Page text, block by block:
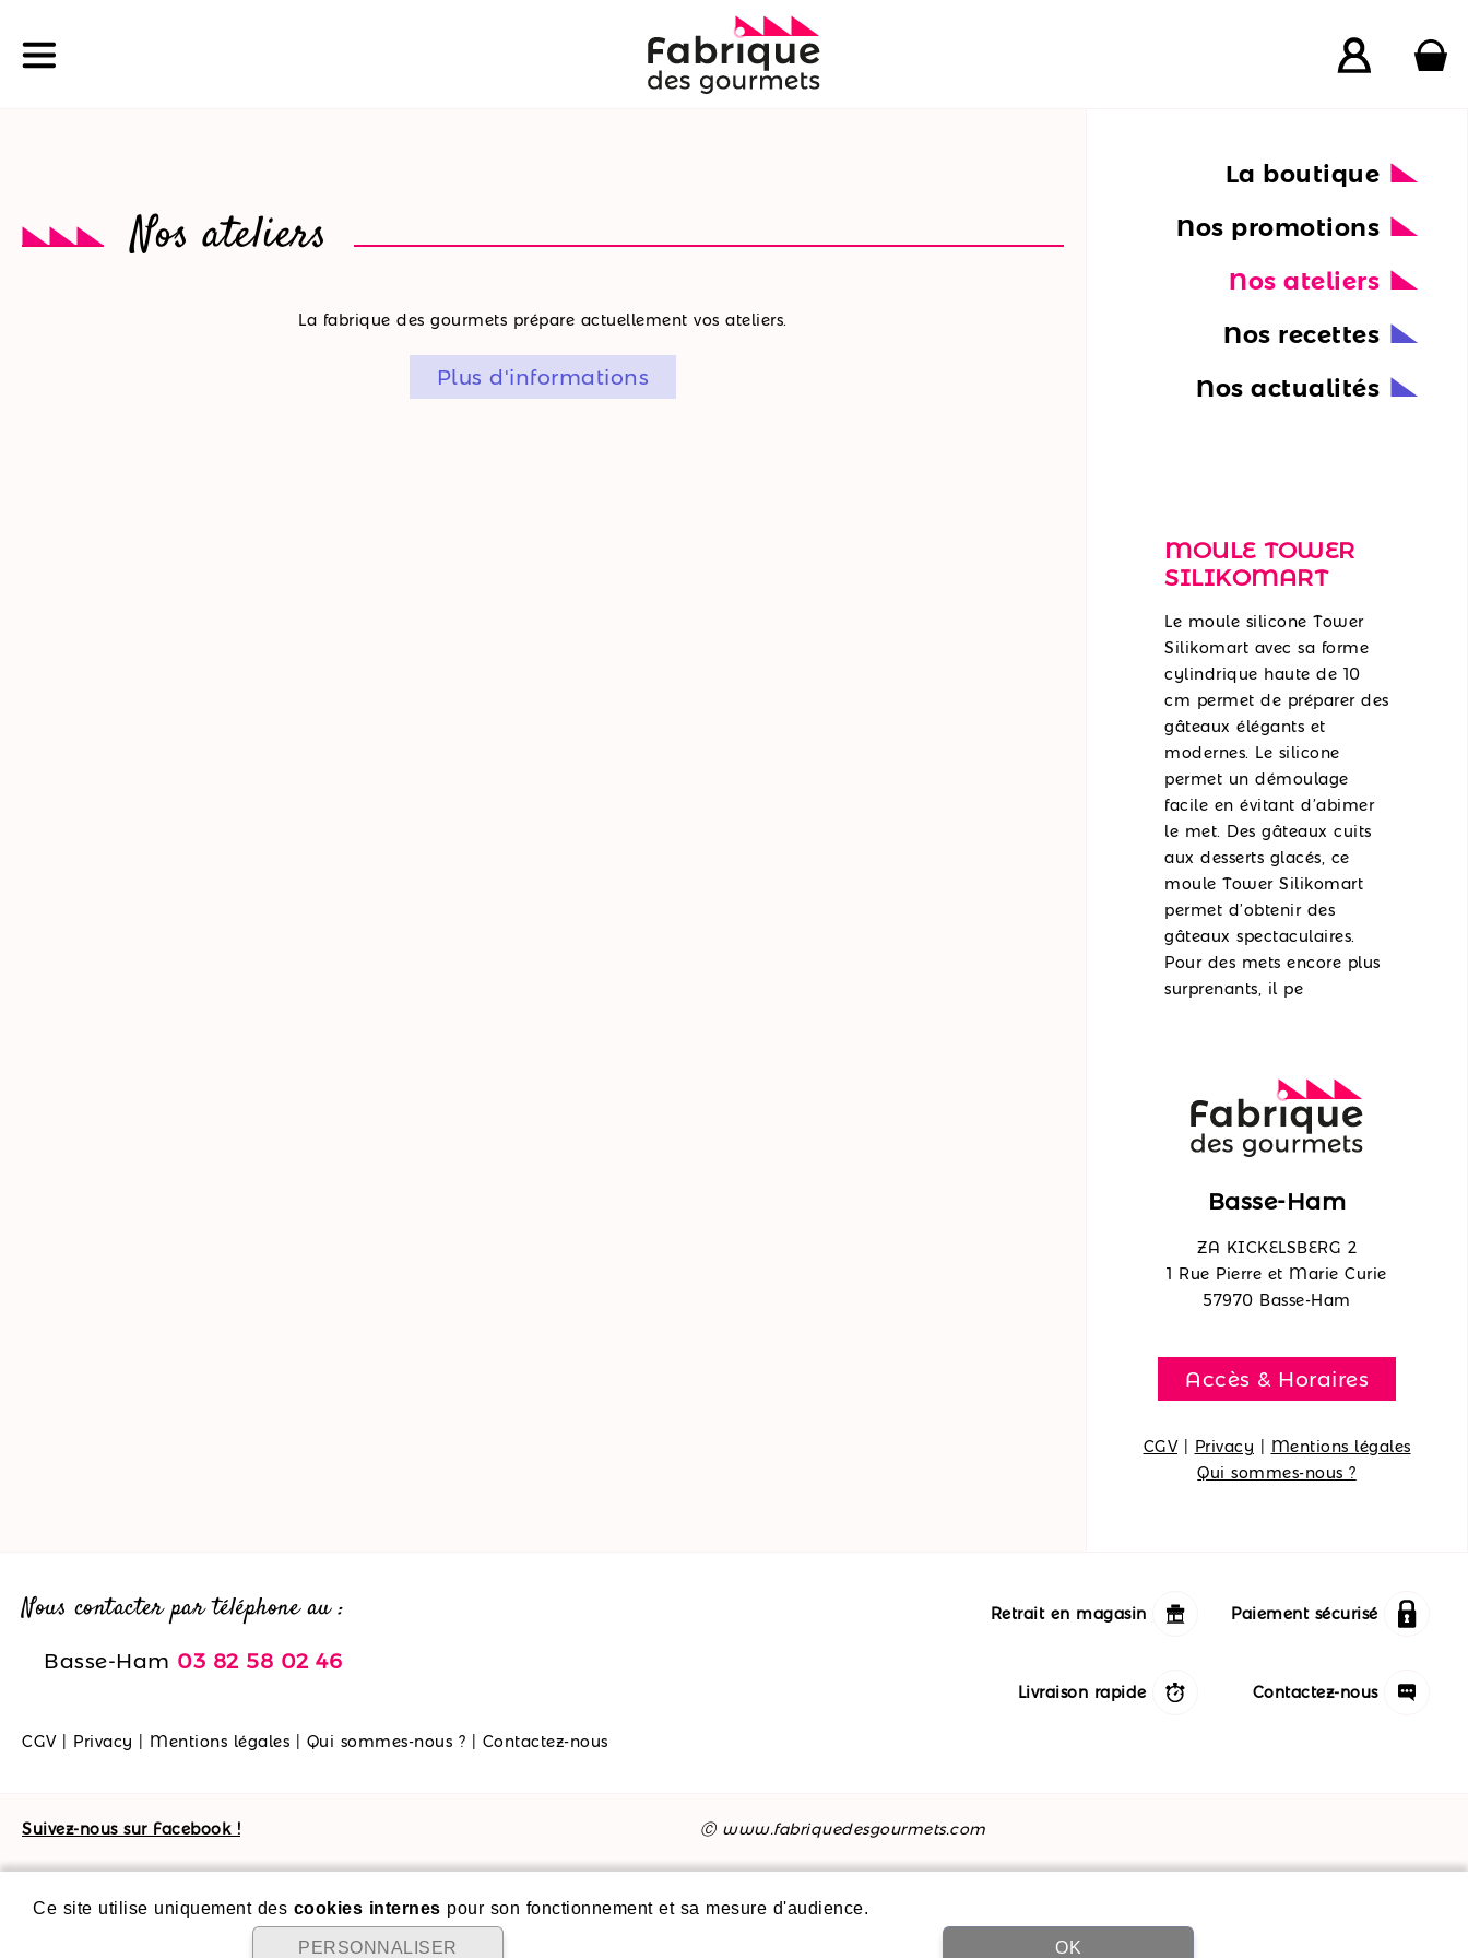
La
boutique
La boutique
Nos promotions
Nos ateliers
Nos recettes
Nos actualités
MOULE TOWER
SILIKOMART
Le moule silicone Tower
Silikomart avec sa forme
cylindrique haute de 10
cm permet de préparer des
gâteaux élégants et
modernes. Le silicone
permet un démoulage
facile en évitant d’abimer
le met. Des gâteaux cuits
aux desserts glacés, ce
moule Tower Silikomart
permet d’obtenir des
gâteaux spectaculaires.
Pour des mets encore plus
surprenants, il pe
Basse-Ham
ZA KICKELSBERG 2
1 Rue Pierre et Marie Curie
57970 Basse-Ham
Accès & Horaires
CGV| Privacy
Mentions légales
Qui sommes-nous ?
Nos ateliers
La fabrique des gourmets prépare actuellement vos ateliers.
Plus d'informations
Nous contacter par téléphone au :
Basse-Ham 03 82 58 02 46
CGV| Privacy Mentions légales Qui sommes-nous ? Contactez-nous
Retrait en magasin
Livraison rapide
Paiement sécurisé
Contactez-nous
Suivez-nous sur Facebook ! Ⓒ www.fabriquedesgourmets.com
Ce site utilise uniquement des cookies internes pour son fonctionnement et sa mesure d'audience.
PERSONNALISER OK